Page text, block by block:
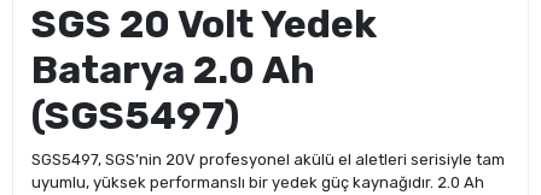
SGS 20 Volt Yedek
Batarya 2.0 Ah
(SGS5497)
SGS5497, SGS’nin 20V profesyonel akülü el aletleri serisiyle tam
uyumlu, yüksek performanslı bir yedek güç kaynağıdır. 2.0 Ah